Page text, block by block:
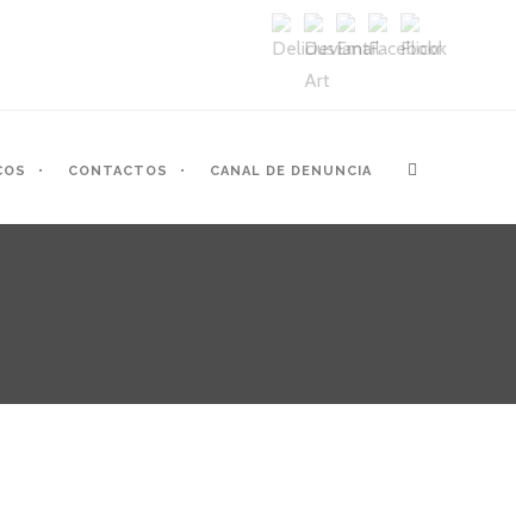
CONTACTOS CANAL DE DENUNCIA